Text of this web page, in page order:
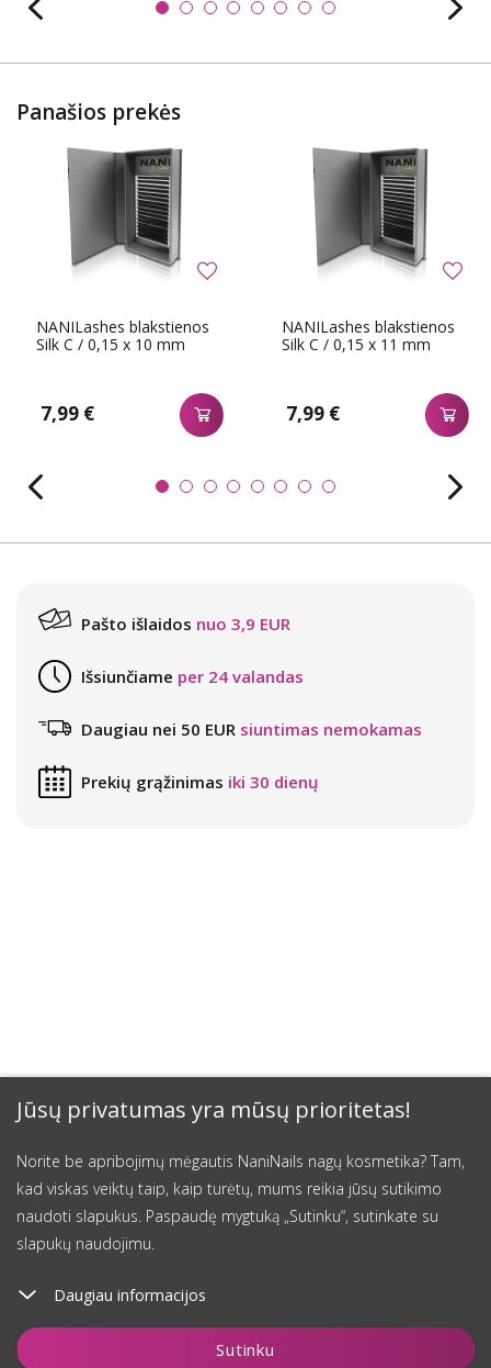
Jūsų privatumas yra mūsų prioritetas!
Norite be apribojimų mėgautis NaniNails nagų kosmetika? Tam,
kad viskas veiktų taip, kaip turėtų, mums reikia jūsų sutikimo
naudoti slapukus. Paspaudę mygtuką „Sutinku“, sutinkate su
slapukų naudojimu.
Daugiau informacijos
Sutinku
Įdėti į krepšelį
Panašios prekės
NANILashes blakstienos
Silk C / 0,15 x 10 mm
7,99 €
NANILashes blakstienos
Silk C / 0,15 x 11 mm
7,99 €
Pašto išlaidos nuo 3,9 EUR
Išsiunčiame per 24 valandas
Daugiau nei 50 EUR siuntimas nemokamas
Prekių grąžinimas iki 30 dienų